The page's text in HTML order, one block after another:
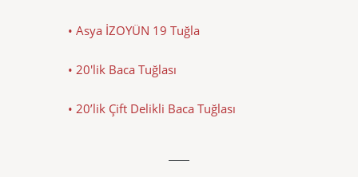
• Asya İZOYÜN 19 Tuğla
• 20'lik Baca Tuğlası
• 20’lik Çift Delikli Baca Tuğlası